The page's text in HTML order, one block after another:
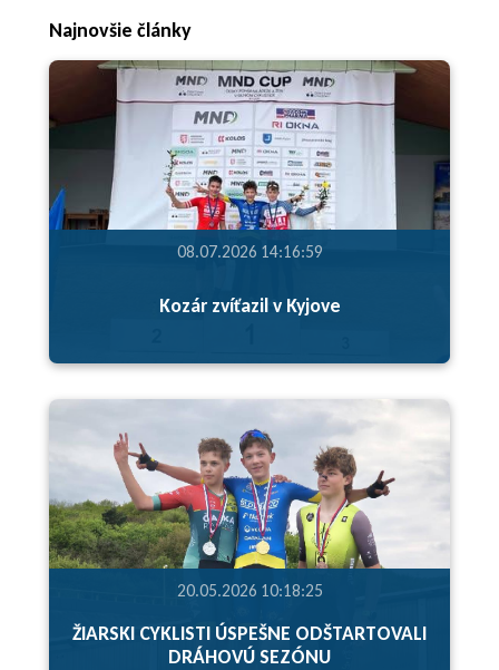
Najnovšie články
08.07.2026 14:16:59
Kozár zvíťazil v Kyjove
20.05.2026 10:18:25
ŽIARSKI CYKLISTI ÚSPEŠNE ODŠTARTOVALI
DRÁHOVÚ SEZÓNU